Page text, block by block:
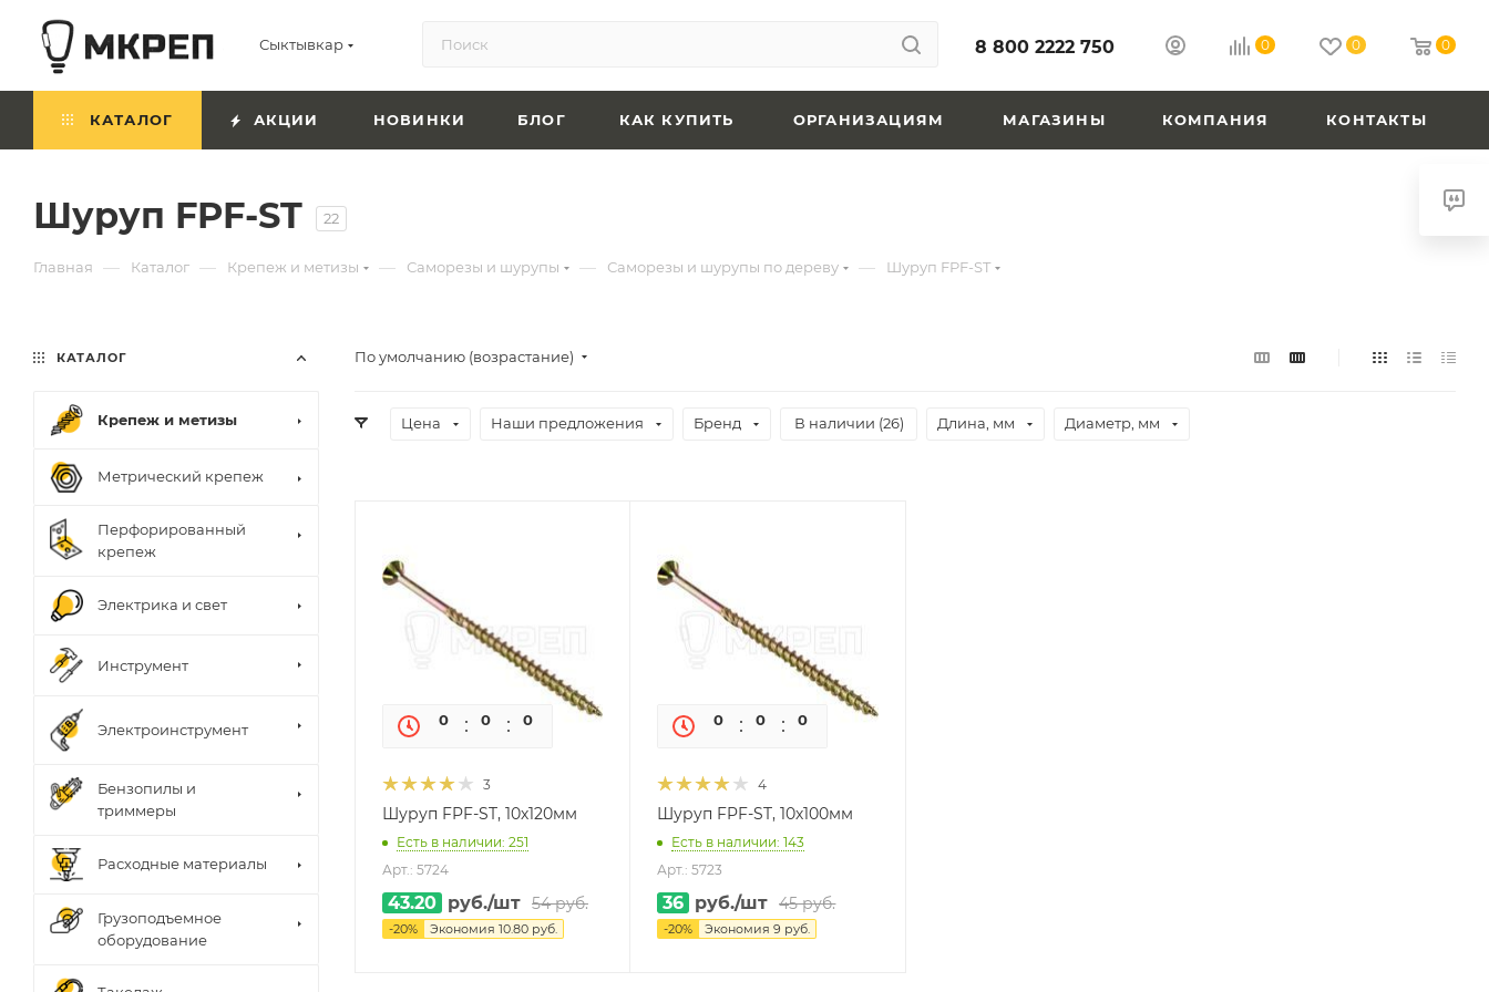
Сыктывкар 8 800 2222 750 0 0 0
КАТАЛОГ АКЦИИ НОВИНКИ БЛОГ КАК КУПИТЬ ОРГАНИЗАЦИЯМ МАГАЗИНЫ КОМПАНИЯ КОНТАКТЫ
Шуруп FPF-ST 22
Главная — Каталог — Крепеж и метизы — Саморезы и шурупы — Саморезы и шурупы по дереву — Шуруп FPF-ST
По умолчанию (возрастание)
Цена Наши предложения Бренд В наличии (26) Длина, мм Диаметр, мм
0 0 0
3
Шуруп FPF-ST, 10х120мм
Есть в наличии: 251
Арт.: 5724
43.20 руб./шт 54руб.
-20% Экономия 10.80 руб.
0 0 0
4
Шуруп FPF-ST, 10х100мм
Есть в наличии: 143
Арт.: 5723
36 руб./шт 45руб.
-20% Экономия9 руб.
КАТАЛОГ
Крепеж и метизы
Метрический крепеж
Перфорированный
крепеж
Электрика и свет
Инструмент
Электроинструмент
Бензопилы и
триммеры
Расходные материалы
Грузоподъемное
оборудование